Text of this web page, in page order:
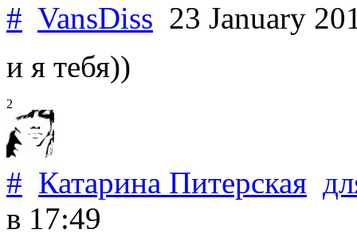
# VansDiss 23 January
и я тебя))
2
# Катарина Питерская
в 17:49